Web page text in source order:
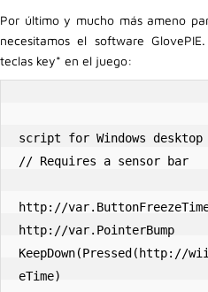
Por último y mucho más ameno
necesitamos el software
teclas key* en el juego:
script for Windows desktop
// Requires a sensor bar
http://var.ButtonFreezeTime
http://
KeepDown(Pressed(http://